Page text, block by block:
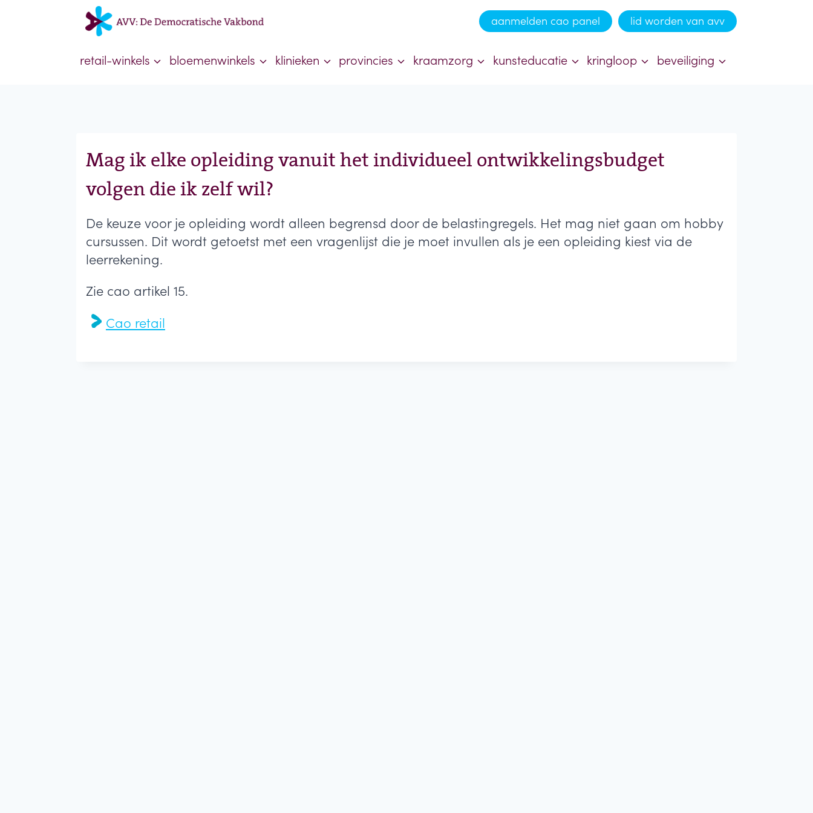
aanmelden cao panel lid worden van avv
retail-winkels bloemenwinkels klinieken provincies kraamzorg kunsteducatie kringloop beveiliging
Mag ik elke opleiding vanuit het individueel ontwikkelingsbudget
volgen die ik zelf wil?
De keuze voor je opleiding wordt alleen begrensd door de belastingregels. Het mag niet gaan om hobby
cursussen. Dit wordt getoetst met een vragenlijst die je moet invullen als je een opleiding kiest via de
leerrekening.
Zie cao artikel 15.
Cao retail